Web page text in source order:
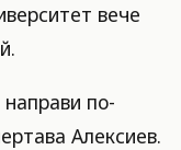
вече
по-
Алексиев.